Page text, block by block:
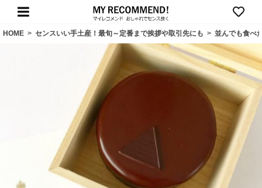
HOME > センスいい手土産！最旬～定番まで挨拶や取引先にも > 並んでも食べ